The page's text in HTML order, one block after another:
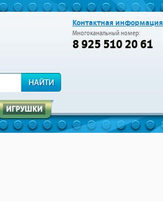
Контактная информация
Многоканальный номер:
8 925 510 20 61